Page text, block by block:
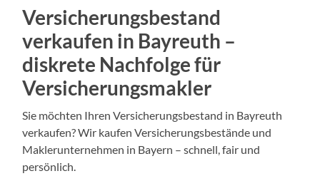
Versicherungsbestand
verkaufen in Bayreuth –
diskrete Nachfolge für
Versicherungsmakler
Sie möchten Ihren Versicherungsbestand in Bayreuth
verkaufen? Wir kaufen Versicherungsbestände und
Maklerunternehmen in Bayern – schnell, fair und
persönlich.